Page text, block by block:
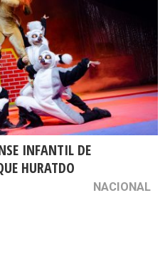
INFANTIL DE
HURATDO
NACIONAL